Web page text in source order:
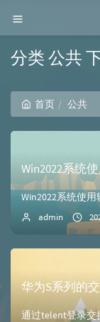
分类 公共
首页 公共
Win2022系统
admin
华为S系列的